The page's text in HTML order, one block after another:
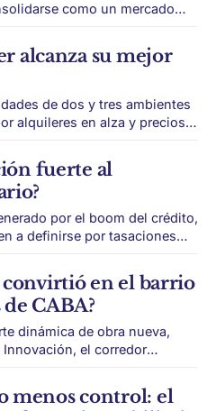
como un mercado
empieza a leerse como
estuvo marcada por el
alcanza su mejor
de dos y tres ambientes
alquileres en alza y precios
entre inversores
fuerte al
por el boom del crédito,
a definirse por tasaciones
nueva etapa. Después
del crédito hipotecario,
hacia arriba sus
convirtió en el barrio
CABA?
dinámica de obra nueva,
el corredor
porteño. En pocos
menos control: el